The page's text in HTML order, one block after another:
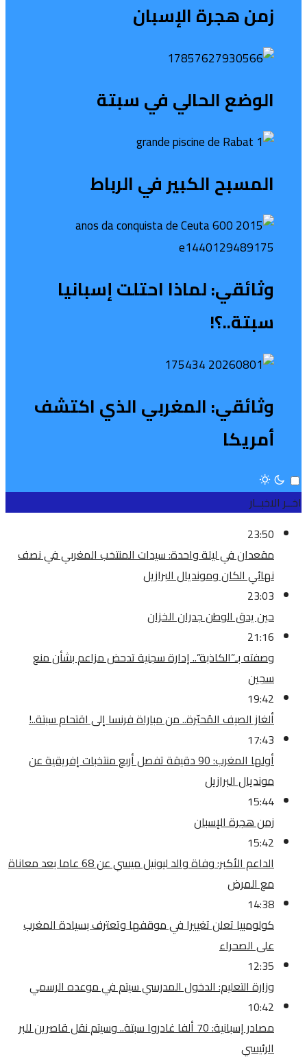
زمن هجرة الإسبان
الوضع الحالي في سبتة
المسبح الكبير في الرباط
وثائقي: لماذا احتلت إسبانيا
سبتة..؟!
وثائقي: المغربي الذي اكتشف
أمريكا
اخــر الاخبــار
23:50
مقعدان في ليلة واحدة: سيدات المنتخب المغربي في نصف
نهائي الكان ومونديال البرازيل
23:03
حين يدق الوطن جدران الخزان
21:16
وصفته بـ”الكاذبة”.. إدارة سجنية تدحض مزاعم بشأن منع
سجين
19:42
ألغاز الصيف المُحيّرة.. من مباراة فرنسا إلى اقتحام سبتة..!
17:43
أولها المغرب: 90 دقيقة تفصل أربع منتخبات إفريقية عن
مونديال البرازيل
15:44
زمن هجرة الإسبان
15:42
الداعم الأكبر: وفاة والد ليونيل ميسي عن 68 عاما بعد معاناة
مع المرض
14:38
كولومبيا تعلن تغييرا في موقفها وتعترف بسيادة المغرب
على الصحراء
12:35
وزارة التعليم: الدخول المدرسي سیتم في موعده الرسمي
10:42
مصادر إسبانية: 70 ألفا غادروا سبتة.. وسيتم نقل قاصرين للبر
الرئيسي